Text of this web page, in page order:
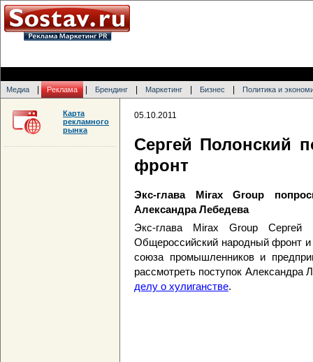
Медиа Реклама Брендинг Маркетинг Бизнес Политика и
05.10.2011
Сергей Полонский
фронт
Экс-глава Mirax Group
Александра Лебедева
Экс-глава Mirax Group Сергей
Общероссийский народный фронт и
союза промышленников и
рассмотреть поступок Александра
делу о хулиганстве.
Карта
рекламного
рынка